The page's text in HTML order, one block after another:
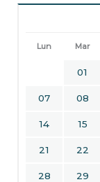
Lun Mar
01
07 08
14 15
21 22
28 29